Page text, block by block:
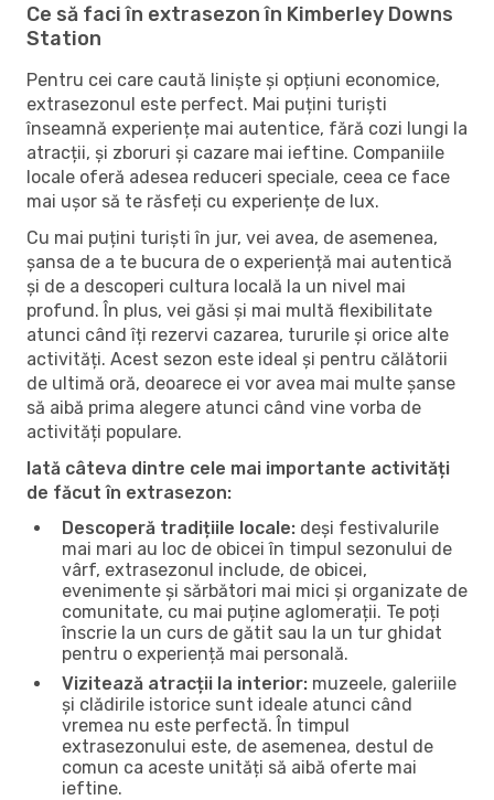
Ce să faci în extrasezon în Kimberley Downs
Station
Pentru cei care caută liniște și opțiuni economice,
extrasezonul este perfect. Mai puțini turiști
înseamnă experiențe mai autentice, fără cozi lungi la
atracții, și zboruri și cazare mai ieftine. Companiile
locale oferă adesea reduceri speciale, ceea ce face
mai ușor să te răsfeți cu experiențe de lux.
Cu mai puțini turiști în jur, vei avea, de asemenea,
șansa de a te bucura de o experiență mai autentică
și de a descoperi cultura locală la un nivel mai
profund. În plus, vei găsi și mai multă flexibilitate
atunci când îți rezervi cazarea, tururile și orice alte
activități. Acest sezon este ideal și pentru călătorii
de ultimă oră, deoarece ei vor avea mai multe șanse
să aibă prima alegere atunci când vine vorba de
activități populare.
Iată câteva dintre cele mai importante activități
de făcut în extrasezon:
Descoperă tradițiile locale: deși festivalurile
mai mari au loc de obicei în timpul sezonului de
vârf, extrasezonul include, de obicei,
evenimente și sărbători mai mici și organizate de
comunitate, cu mai puține aglomerații. Te poți
înscrie la un curs de gătit sau la un tur ghidat
pentru o experiență mai personală.
Vizitează atracții la interior: muzeele, galeriile
și clădirile istorice sunt ideale atunci când
vremea nu este perfectă. În timpul
extrasezonului este, de asemenea, destul de
comun ca aceste unități să aibă oferte mai
ieftine.